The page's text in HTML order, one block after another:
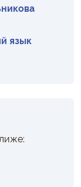
язык